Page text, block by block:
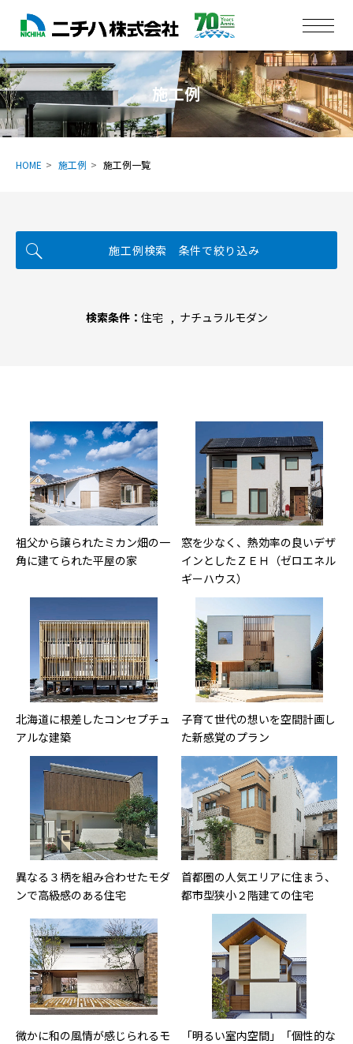
施工例
HOME 施工例 施工例一覧
施工例検索 条件で絞り込み
検索条件： 住宅 ナチュラルモダン
祖父から譲られたミカン畑の一
角に建てられた平屋の家
窓を少なく、熱効率の良いデザ
インとしたＺＥＨ（ゼロエネル
ギーハウス）
北海道に根差したコンセプチュ
アルな建築
子育て世代の想いを空間計画し
た新感覚のプラン
異なる３柄を組み合わせたモダ
ンで高級感のある住宅
首都圏の人気エリアに住まう、
都市型狭小２階建ての住宅
微かに和の風情が感じられるモ
「明るい室内空間」「個性的な